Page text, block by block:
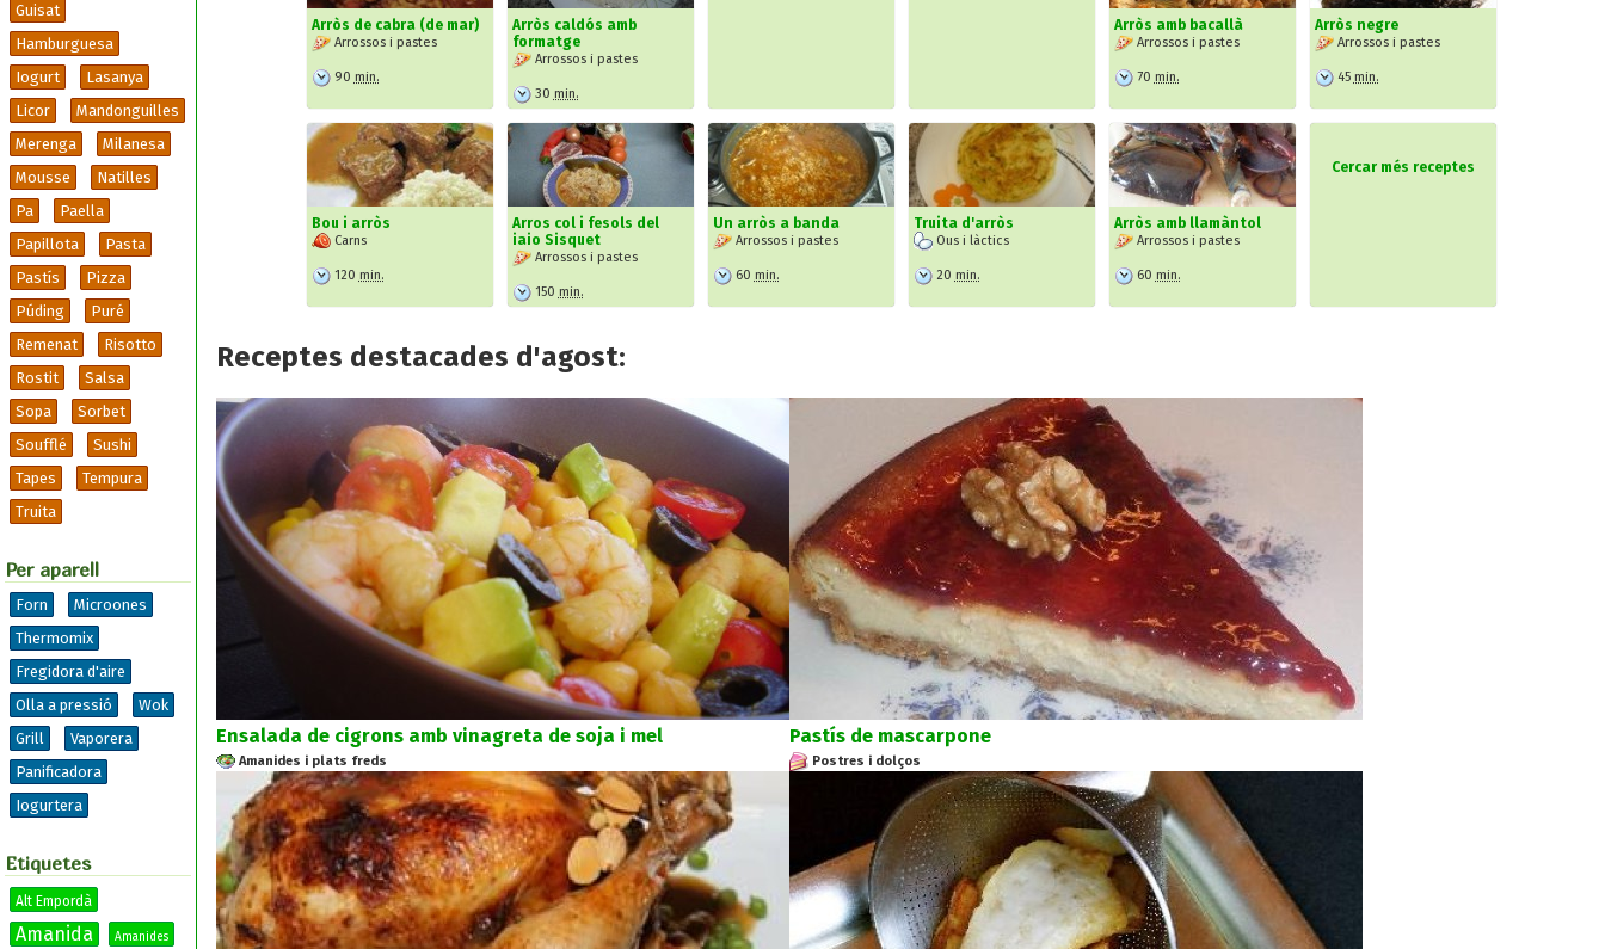
Guisat
Hamburguesa
Iogurt
Lasanya
Licor
Mandonguilles
Merenga
Milanesa
Mousse
Natilles
Pa
Paella
Papillota
Pasta
Pastís
Pizza
Púding
Puré
Remenat
Risotto
Rostit
Salsa
Sopa
Sorbet
Soufflé
Sushi
Tapes
Tempura
Truita
Per aparell
Forn
Microones
Thermomix
Fregidora d'aire
Olla a pressió
Wok
Grill
Vaporera
Panificadora
Iogurtera
Etiquetes
Alt Empordà
Amanida Amanides
Arròs de cabra (de mar)
Arrossos i pastes
90 min.
Arròs caldós amb
formatge
Arrossos i pastes
30 min.
Arròs amb bacallà
Arrossos i pastes
70 min.
Arròs negre
Arrossos i pastes
45 min.
Bou i arròs
Carns
120 min.
Arros col i fesols del
iaio Sisquet
Arrossos i pastes
150 min.
Un arròs a banda
Arrossos i pastes
60 min.
Truita d'arròs
Ous i làctics
20 min.
Arròs amb llamàntol
Arrossos i pastes
60 min.
Cercar més receptes
Receptes destacades d'agost:
Ensalada de cigrons amb vinagreta de soja i mel
Amanides i plats freds
Pastís de mascarpone
Postres i dolços